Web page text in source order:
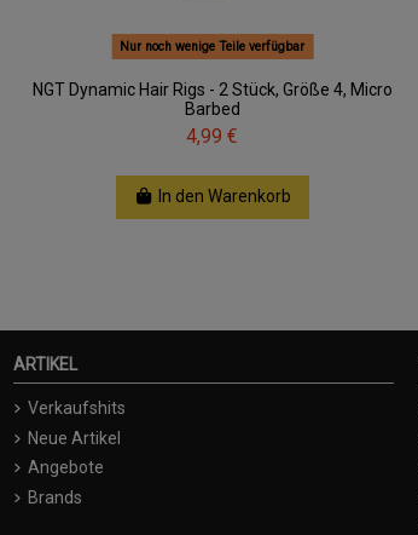
Nur noch wenige Teile verfügbar
NGT Dynamic Hair Rigs - 2 Stück, Größe 4, Micro
Barbed
4,99 €
In den Warenkorb
ARTIKEL
Verkaufshits
Neue Artikel
Angebote
Brands